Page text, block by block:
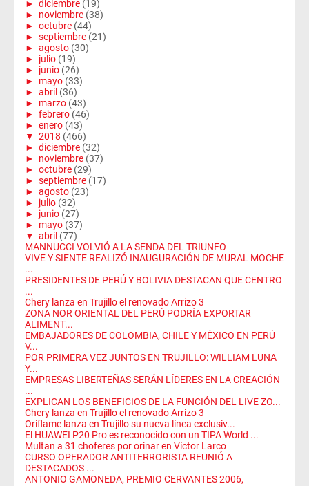
► diciembre (19)
► noviembre (38)
► octubre (44)
► septiembre (21)
► agosto (30)
► julio (19)
► junio (26)
► mayo (33)
► abril (36)
► marzo (43)
► febrero (46)
► enero (43)
▼ 2018 (466)
► diciembre (32)
► noviembre (37)
► octubre (29)
► septiembre (17)
► agosto (23)
► julio (32)
► junio (27)
► mayo (37)
▼ abril (77)
MANNUCCI VOLVIÓ A LA SENDA DEL TRIUNFO
VIVE Y SIENTE REALIZÓ INAUGURACIÓN DE MURAL MOCHE
...
PRESIDENTES DE PERÚ Y BOLIVIA DESTACAN QUE CENTRO
...
Chery lanza en Trujillo el renovado Arrizo 3
ZONA NOR ORIENTAL DEL PERÚ PODRÍA EXPORTAR
ALIMENT...
EMBAJADORES DE COLOMBIA, CHILE Y MÉXICO EN PERÚ
V...
POR PRIMERA VEZ JUNTOS EN TRUJILLO: WILLIAM LUNA
Y...
EMPRESAS LIBERTEÑAS SERÁN LÍDERES EN LA CREACIÓN
...
EXPLICAN LOS BENEFICIOS DE LA FUNCIÓN DEL LIVE ZO...
Chery lanza en Trujillo el renovado Arrizo 3
Oriflame lanza en Trujillo su nueva línea exclusiv...
El HUAWEI P20 Pro es reconocido con un TIPA World ...
Multan a 31 choferes por orinar en Víctor Larco
CURSO OPERADOR ANTITERRORISTA REUNIÓ A
DESTACADOS ...
ANTONIO GAMONEDA, PREMIO CERVANTES 2006,